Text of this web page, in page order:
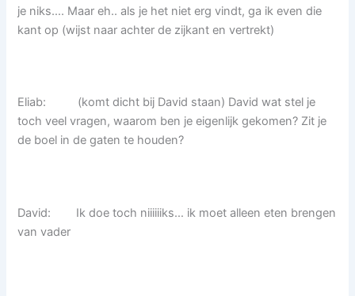
je niks…. Maar eh.. als je het niet erg vindt, ga ik even die
kant op (wijst naar achter de zijkant en vertrekt)
Eliab: (komt dicht bij David staan) David wat stel je
toch veel vragen, waarom ben je eigenlijk gekomen? Zit je
de boel in de gaten te houden?
David: Ik doe toch niiiiiiks… ik moet alleen eten brengen
van vader